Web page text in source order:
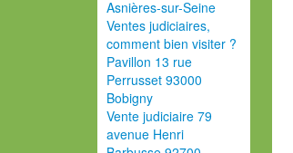
Asnières-sur-Seine
Ventes judiciaires,
comment bien visiter ?
Pavillon 13 rue
Perrusset 93000
Bobigny
Vente judiciaire 79
avenue Henri